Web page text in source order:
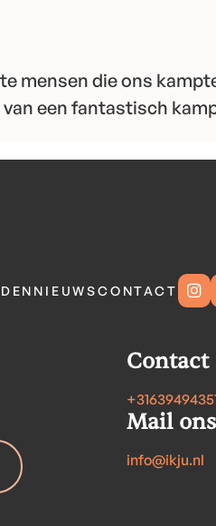
mensen die ons
een fantastisch
NIEUWSCONTACT 
Contact
Mail ons
info@ikju.nl